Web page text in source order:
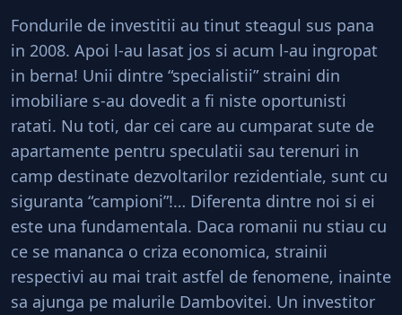
Fondurile de investitii au tinut steagul sus pana
in 2008. Apoi l-au lasat jos si acum l-au ingropat
in berna! Unii dintre “specialistii” straini din
imobiliare s-au dovedit a fi niste oportunisti
ratati. Nu toti, dar cei care au cumparat sute de
apartamente pentru speculatii sau terenuri in
camp destinate dezvoltarilor rezidentiale, sunt cu
siguranta “campioni”!… Diferenta dintre noi si ei
este una fundamentala. Daca romanii nu stiau cu
ce se mananca o criza economica, strainii
respectivi au mai trait astfel de fenomene, inainte
sa ajunga pe malurile Dambovitei. Un investitor